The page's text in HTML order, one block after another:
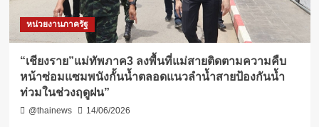
หน่วยงานภาครัฐ
“เชียงราย”แม่ทัพภาค3 ลงพื้นที่แม่สายติดตามความคืบ
หน้าซ่อมแซมพนังกั้นน้ำตลอดแนวลำน้ำสายป้องกันน้ำ
ท่วมในช่วงฤดูฝน”
@thainews 14/06/2026